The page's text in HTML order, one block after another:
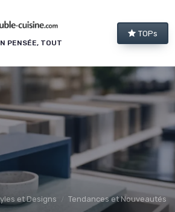
PENSÉE, TOUT
TOPs
et Designs Tendances et Nouveautés
cookies